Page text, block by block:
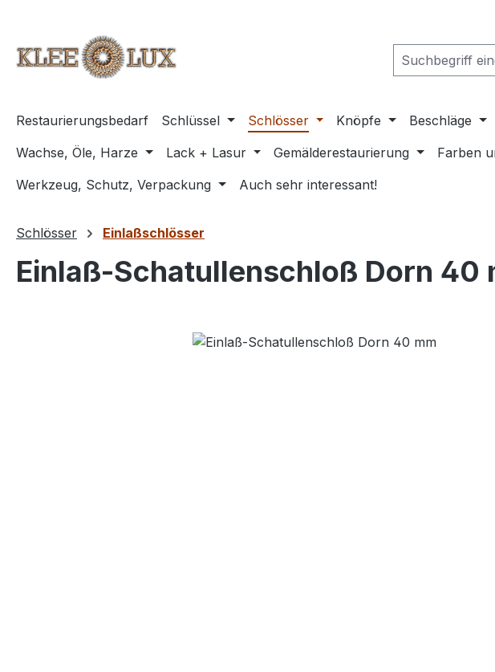
Restaurierungsbedarf Schlüssel Schlösser Knöpfe Beschläge
Wachse, Öle, Harze
Lack + Lasur Gemälderestaurierung Farben
Werkzeug, Schutz, Verpackung
Auch sehr interessant!
Schlösser Einlaßschlösser
Einlaß-Schatullenschloß Dorn 40